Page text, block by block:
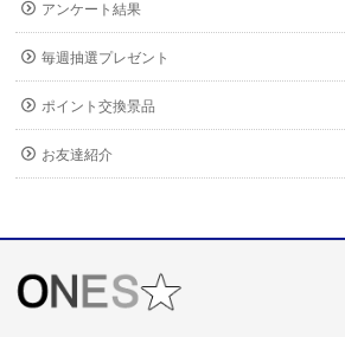
アンケート結果
毎週抽選プレゼント
ポイント交換景品
お友達紹介